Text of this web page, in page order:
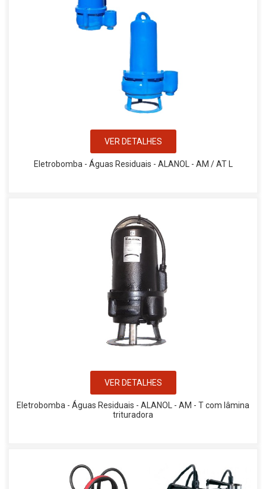
VER DETALHES
Eletrobomba - Águas Residuais - ALANOL - AM / AT L
VER DETALHES
Eletrobomba - Águas Residuais - ALANOL - AM - T com lâmina
trituradora